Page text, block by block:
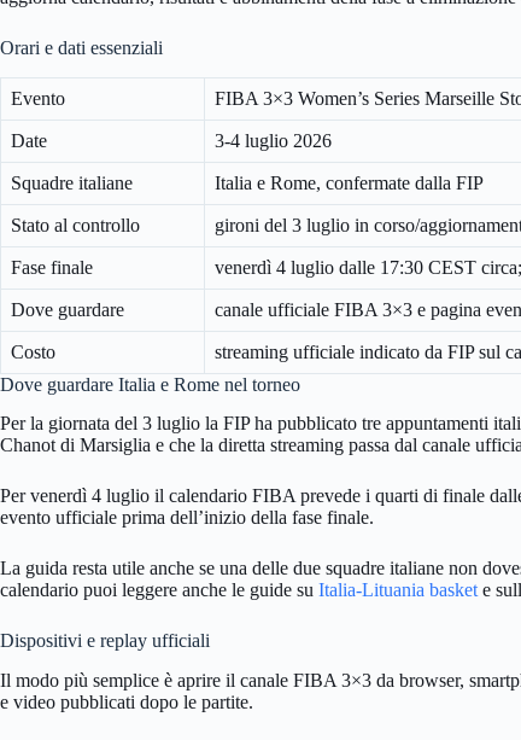
Orari e dati essenziali
Evento FIBA 3×3 Women’s Series Marseille
Date 3-4 luglio 2026
Squadre italiane Italia e Rome, confermate dalla FIP
Stato al controllo gironi del 3 luglio in corso/
Fase finale venerdì 4 luglio dalle 17:30 CEST
Dove guardare canale ufficiale FIBA 3×3 e pagina
Costo
streaming ufficiale indicato da FIP sul
Dove guardare Italia e Rome nel torneo
Per la giornata del 3 luglio la FIP ha pubblicato tre appuntamenti
Chanot di Marsiglia e che la diretta streaming passa dal canale
Per venerdì 4 luglio il calendario FIBA prevede i quarti di finale
evento ufficiale prima dell’inizio della fase finale.
La guida resta utile anche se una delle due squadre italiane non
calendario puoi leggere anche le guide su Italia-Lituania basket e
Dispositivi e replay ufficiali
Il modo più semplice è aprire il canale FIBA 3×3 da browser,
e video pubblicati dopo le partite.